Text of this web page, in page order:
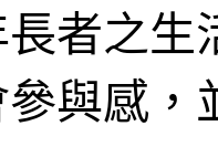
者之生
與感，